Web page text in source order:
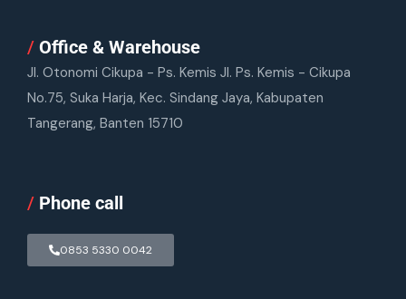
/ Office & Warehouse
Jl. Otonomi Cikupa - Ps. Kemis Jl. Ps. Kemis - Cikupa
No.75, Suka Harja, Kec. Sindang Jaya, Kabupaten
Tangerang, Banten 15710
/ Phone call
0853 5330 0042